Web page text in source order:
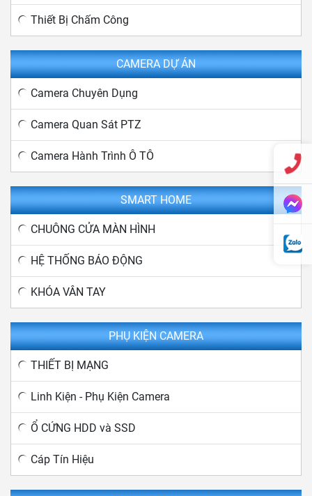
Thiết Bị Chấm Công
CAMERA DỰ ÁN
Camera Chuyên Dụng
Camera Quan Sát PTZ
Camera Hành Trình Ô TÔ
SMART HOME
CHUÔNG CỬA MÀN HÌNH
HỆ THỐNG BÁO ĐỘNG
KHÓA VÂN TAY
PHỤ KIỆN CAMERA
THIẾT BỊ MẠNG
Linh Kiện - Phụ Kiện Camera
Ổ CỨNG HDD và SSD
Cáp Tín Hiệu